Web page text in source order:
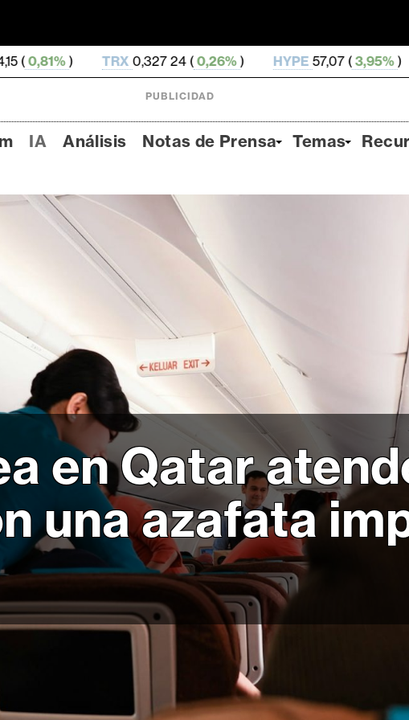
0,327 24 ( 0,26% ) HYPE57,07 (3,95%) DOGE0,070
PUBLICIDAD
IA Análisis Notas de Prensa Temas
en Qatar
una azafata